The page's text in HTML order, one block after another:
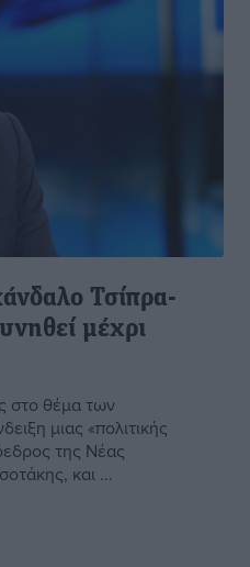
Τσίπρα-
μέχρι
στο θέμα των
μιας «πολιτικής
της Νέας
και ...